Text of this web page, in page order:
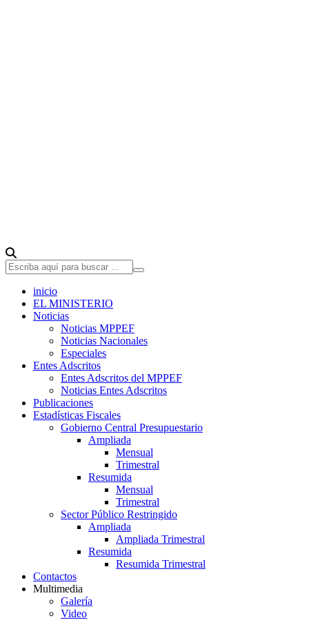
inicio
EL MINISTERIO
Noticias
Noticias MPPEF
Noticias Nacionales
Especiales
Entes Adscritos
Entes Adscritos del MPPEF
Noticias Entes Adscritos
Publicaciones
Estadísticas Fiscales
Gobierno Central Presupuestario
Ampliada
Mensual
Trimestral
Resumida
Mensual
Trimestral
Sector Público Restringido
Ampliada
Ampliada Trimestral
Resumida
Resumida Trimestral
Contactos
Multimedia
Galería
Video